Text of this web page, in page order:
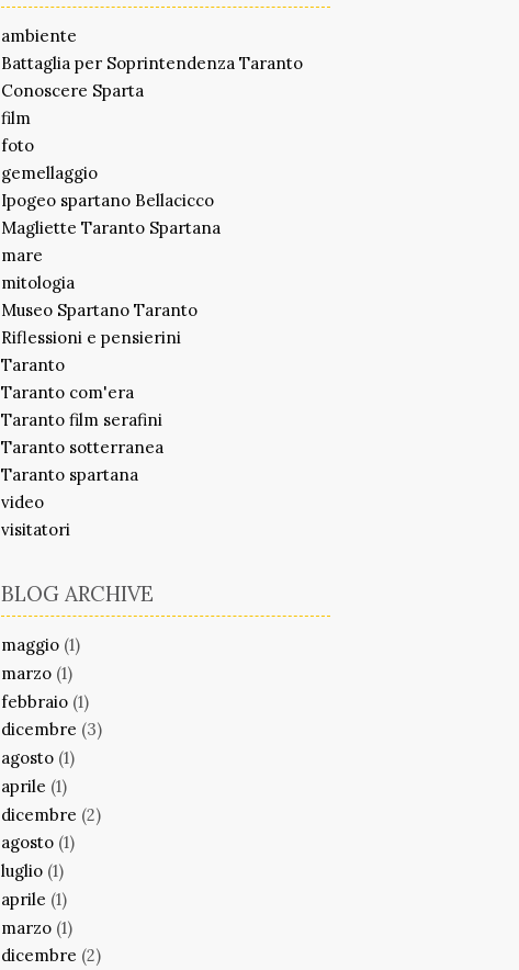
ambiente
Battaglia per Soprintendenza Taranto
Conoscere Sparta
film
foto
gemellaggio
Ipogeo spartano Bellacicco
Magliette Taranto Spartana
mare
mitologia
Museo Spartano Taranto
Riflessioni e pensierini
Taranto
Taranto com'era
Taranto film serafini
Taranto sotterranea
Taranto spartana
video
visitatori
BLOG ARCHIVE
maggio (1)
marzo (1)
febbraio (1)
dicembre (3)
agosto (1)
aprile (1)
dicembre (2)
agosto (1)
luglio (1)
aprile (1)
marzo (1)
dicembre (2)